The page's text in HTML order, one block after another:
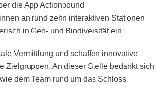
die App Actionbound
an rund zehn interaktiven Stationen
in Geo- und Biodiversität ein.
Vermittlung und schaffen innovative
Zielgruppen. An dieser Stelle bedankt sich
dem Team rund um das Schloss